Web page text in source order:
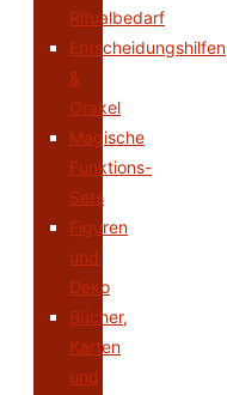
Ritualbedarf
Entscheidungshilfen
&
Orakel
Magische
Funktions-
Sets
Figuren
und
Deko
Bücher,
Karten
und